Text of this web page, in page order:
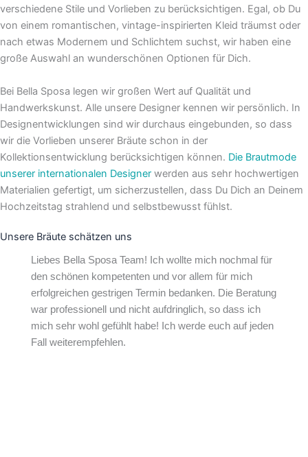
verschiedene Stile und Vorlieben zu berücksichtigen. Egal, ob Du
von einem romantischen, vintage-inspirierten Kleid träumst oder
nach etwas Modernem und Schlichtem suchst, wir haben eine
große Auswahl an wunderschönen Optionen für Dich.
Bei Bella Sposa legen wir großen Wert auf Qualität und
Handwerkskunst. Alle unsere Designer kennen wir persönlich. In
Designentwicklungen sind wir durchaus eingebunden, so dass
wir die Vorlieben unserer Bräute schon in der
Kollektionsentwicklung berücksichtigen können. Die Brautmode
unserer internationalen Designer werden aus sehr hochwertigen
Materialien gefertigt, um sicherzustellen, dass Du Dich an Deinem
Hochzeitstag strahlend und selbstbewusst fühlst.
Unsere Bräute schätzen uns
Liebes Bella Sposa Team! Ich wollte mich nochmal für
den schönen kompetenten und vor allem für mich
erfolgreichen gestrigen Termin bedanken. Die Beratung
war professionell und nicht aufdringlich, so dass ich
mich sehr wohl gefühlt habe! Ich werde euch auf jeden
Fall weiterempfehlen.